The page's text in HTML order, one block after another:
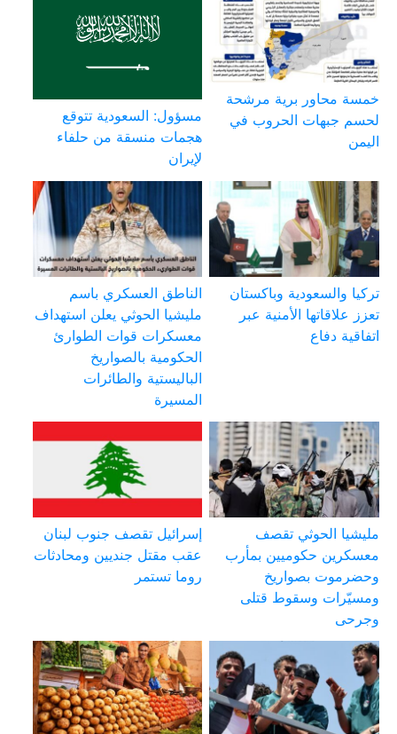
خمسة محاور برية مرشحة
لحسم جبهات الحروب في
اليمن
مسؤول: السعودية تتوقع
هجمات منسقة من حلفاء
لإيران
تركيا والسعودية وباكستان
تعزز علاقاتها الأمنية عبر
اتفاقية دفاع
الناطق العسكري باسم
مليشيا الحوثي يعلن استهداف
معسكرات قوات الطوارئ
الحكومية بالصواريخ
الباليستية والطائرات
المسيرة
مليشيا الحوثي تقصف
معسكرين حكوميين بمأرب
وحضرموت بصواريخ
ومسيّرات وسقوط قتلى
وجرحى
إسرائيل تقصف جنوب لبنان
عقب مقتل جنديين ومحادثات
روما تستمر